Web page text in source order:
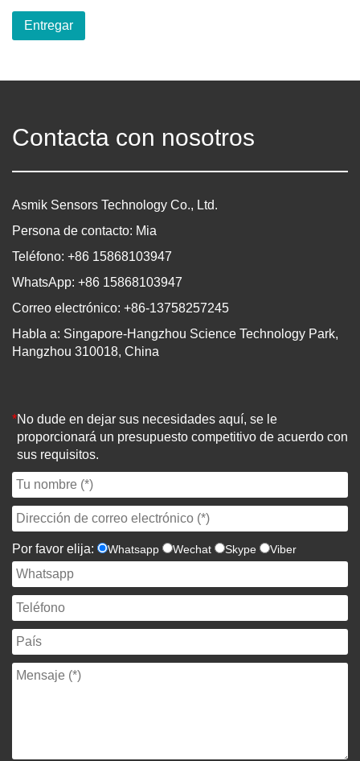
Entregar
Contacta con nosotros
Asmik Sensors Technology Co., Ltd.
Persona de contacto: Mia
Teléfono: +86 15868103947
WhatsApp: +86 15868103947
Correo electrónico: +86-13758257245
Habla a: Singapore-Hangzhou Science Technology Park,
Hangzhou 310018, China
*No dude en dejar sus necesidades aquí, se le
proporcionará un presupuesto competitivo de acuerdo con
sus requisitos.
Por favor elija: Whatsapp Wechat Skype Viber